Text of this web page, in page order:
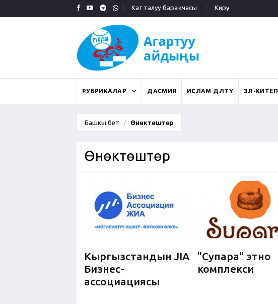
Катталуу баракчасы Кирүү
РУБРИКАЛАР ДАСМИЯ ИСЛАМ ДӨӨЛӨТҮ ЭЛ-КИТЕП
Башкы бет Өнөктөштөр
Өнөктөштөр
Кыргызстандын JIA
Бизнес-
ассоциациясы
"Супара" этно
комплекси